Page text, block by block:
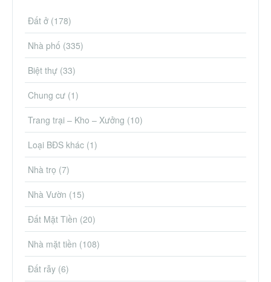
Đất ở (178)
Nhà phố (335)
Biệt thự (33)
Chung cư (1)
Trang trại – Kho – Xưởng (10)
Loại BĐS khác (1)
Nhà trọ (7)
Nhà Vườn (15)
Đất Mặt Tiền (20)
Nhà mặt tiền (108)
Đất rẫy (6)